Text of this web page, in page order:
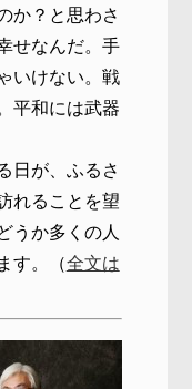
か？と思わさ
せなんだ。手
いけない。戦
平和には武器
日が、ふるさ
れることを望
うか多くの人
す。（全文は